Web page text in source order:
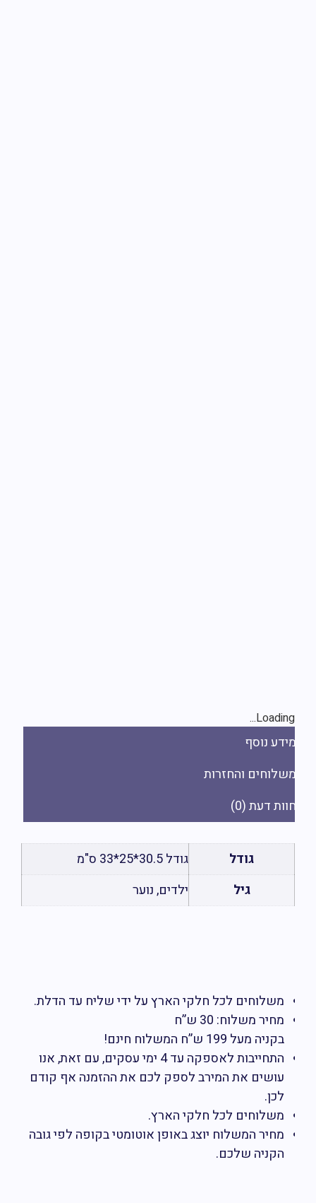
נוסף
והחזרות
דעת (0)
גודל 30.5*25*33 ס"מ
ילדים, נוער
משלוחים לכל חלקי הארץ על ידי שליח עד הדלת.
מחיר משלוח: 30 ש”ח
בקניה מעל 199 ש”ח המשלוח חינם!
התחייבות לאספקה עד 4 ימי עסקים, עם זאת, אנו
עושים את המירב לספק לכם את ההזמנה אף קודם
משלוחים לכל חלקי הארץ.
מחיר המשלוח יוצג באופן אוטומטי בקופה לפי גובה
הקניה שלכם.